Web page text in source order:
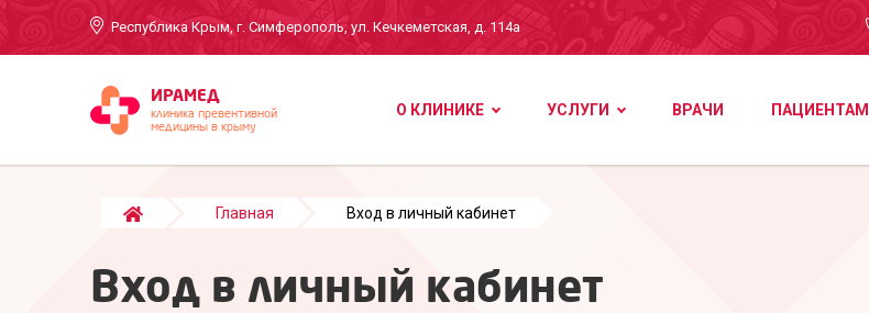
Республика Крым, г. Симферополь, ул. Кечкеметская, д. 114а
ИРАМЕД
клиника превентивной
медицины в крыму
О КЛИНИКЕ УСЛУГИ ВРАЧИ ПАЦИЕНТАМ
Главная Вход в личный кабинет
Вход в личный кабинет